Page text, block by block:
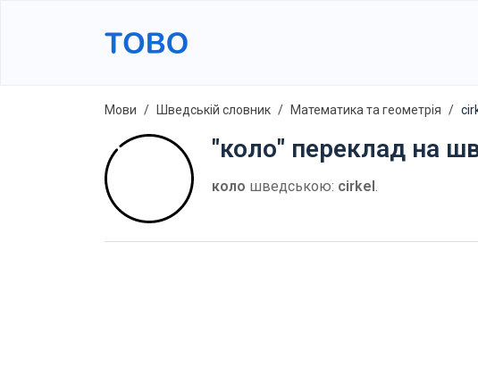
Мови Шведській словник Математика та геометрія
"коло" переклад на
коло шведською: cirkel.